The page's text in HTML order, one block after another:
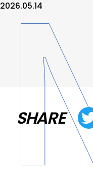
2026.05.14
SHARE